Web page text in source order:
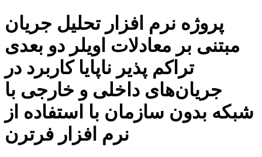
پروژه نرم افزار تحلیل جریان
مبتنی بر معادلات اویلر دو بعدی
تراکم پذیر ناپایا کاربرد در
جریان‌‌های داخلی و خارجی با
شبکه بدون سازمان با استفاده از
نرم افزار فرترن